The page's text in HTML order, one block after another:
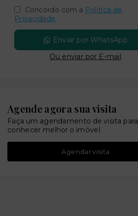
Concordo com a Política de
Privacidade
Enviar por WhatsApp
Ou enviar por E-mail
Agende agora sua visita
Faça um agendamento de visita para
conhecer melhor o imóvel.
Agendar visita